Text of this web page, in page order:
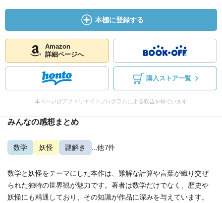
本棚に登録する
Amazon
詳細ページへ
購入ストア一覧
本ページはアフィリエイトプログラムによる収益を得ています
みんなの感想まとめ
数学 妖怪 謎解き ...他7件
数学と妖怪をテーマにした本作は、難解な計算や言葉が織り交ぜ
られた独特の世界観が魅力です。著者は数学だけでなく、歴史や
妖怪にも精通しており、その知識が作品に深みを与えています。